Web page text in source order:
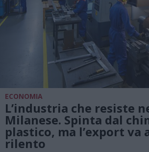
ECONOMIA
L’industria che resiste
Milanese. Spinta dal
plastico, ma l’export va
rilento